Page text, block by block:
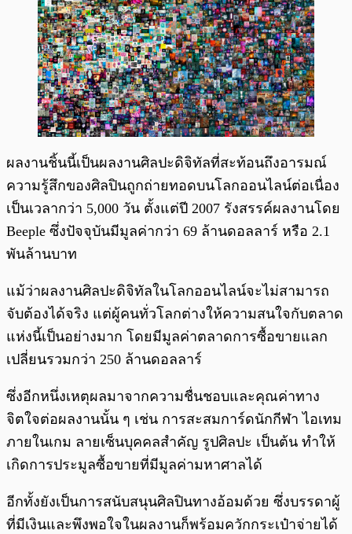
ผลงานชิ้นนี้เป็นผลงานศิลปะดิจิทัลที่สะท้อนถึงอารมณ์
ความรู้สึกของศิลปินถูกถ่ายทอดบนโลกออนไลน์ต่อเนื่อง
เป็นเวลากว่า 5,000 วัน ตั้งแต่ปี 2007 รังสรรค์ผลงานโดย
Beeple ซึ่งปัจจุบันมีมูลค่ากว่า 69 ล้านดอลลาร์ หรือ 2.1
พันล้านบาท
แม้ว่าผลงานศิลปะดิจิทัลในโลกออนไลน์จะไม่สามารถ
จับต้องได้จริง แต่ผู้คนทั่วโลกต่างให้ความสนใจกับตลาด
แห่งนี้เป็นอย่างมาก โดยมีมูลค่าตลาดการซื้อขายแลก
เปลี่ยนรวมกว่า 250 ล้านดอลลาร์
ซึ่งอีกหนึ่งเหตุผลมาจากความชื่นชอบและคุณค่าทาง
จิตใจต่อผลงานนั้น ๆ เช่น การสะสมการ์ดนักกีฬา ไอเทม
ภายในเกม ลายเซ็นบุคคลสำคัญ รูปศิลปะ เป็นต้น ทำให้
เกิดการประมูลซื้อขายที่มีมูลค่ามหาศาลได้
อีกทั้งยังเป็นการสนับสนุนศิลปินทางอ้อมด้วย ซึ่งบรรดาผู้
ที่มีเงินและพึงพอใจในผลงานก็พร้อมควักกระเป๋าจ่ายได้